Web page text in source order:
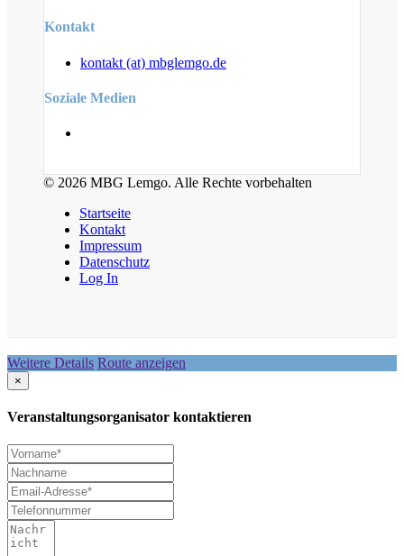
Kontakt
kontakt (at) mbglemgo.de
Soziale Medien
© 2026 MBG Lemgo. Alle Rechte vorbehalten
Startseite
Kontakt
Impressum
Datenschutz
Log In
Weitere Details Route anzeigen
×
Veranstaltungsorganisator kontaktieren